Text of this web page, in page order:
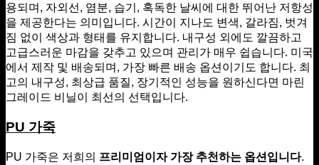
용되며, 자외선, 염분, 습기, 혹독한 날씨에 대한 뛰어난 저항성
을 제공한다는 의미입니다. 시간이 지나도 변색, 갈라짐, 벗겨
짐 없이 색상과 형태를 유지합니다. 내구성 외에도 깔끔하고
고급스러운 마감을 갖추고 있으며 관리가 매우 쉽습니다. 미국
에서 제작 및 배송되며, 가장 빠른 배송 옵션이기도 합니다. 최
고의 내구성, 최상급 품질, 장기적인 성능을 원하신다면 마린
그레이드 비닐이 최선의 선택입니다.
PU 가죽
PU 가죽은 저희의 프리미엄이자 가장 추천하는 옵션입니다.